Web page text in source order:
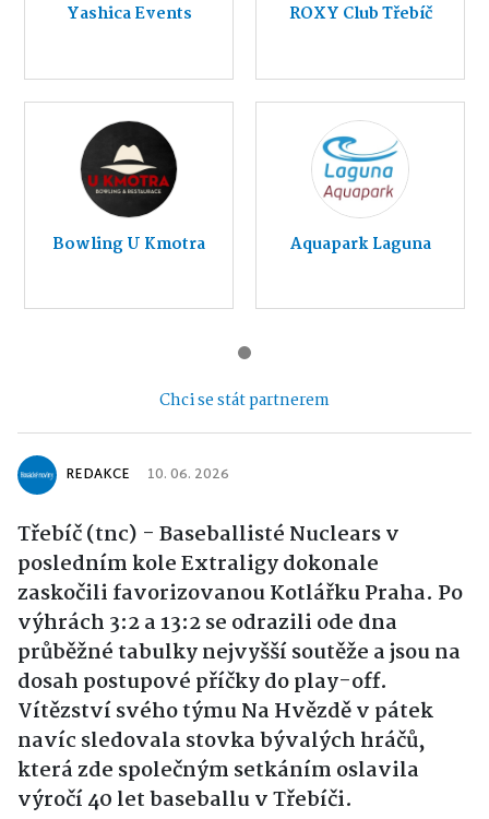
Yashica Events ROXY Club Třebíč
Bowling U Kmotra Aquapark Laguna
Chci se stát partnerem
REDAKCE 10. 06. 2026
Třebíč (tnc) - Baseballisté Nuclears v
posledním kole Extraligy dokonale
zaskočili favorizovanou Kotlářku Praha. Po
výhrách 3:2 a 13:2 se odrazili ode dna
průběžné tabulky nejvyšší soutěže a jsou na
dosah postupové příčky do play-off.
Vítězství svého týmu Na Hvězdě v pátek
navíc sledovala stovka bývalých hráčů,
která zde společným setkáním oslavila
výročí 40 let baseballu v Třebíči.